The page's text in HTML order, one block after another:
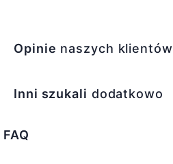
Opinie naszych klientów
Inni szukali dodatkowo
FAQ